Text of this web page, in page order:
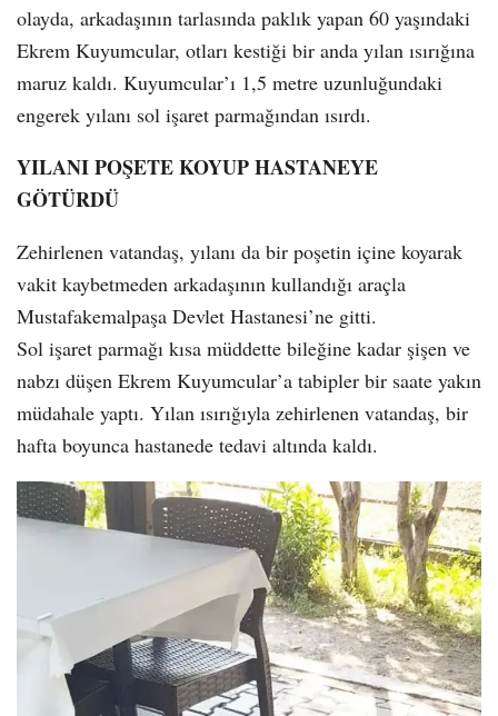
olayda, arkadaşının tarlasında paklık yapan 60 yaşındaki
Ekrem Kuyumcular, otları kestiği bir anda yılan ısırığına
maruz kaldı. Kuyumcular’ı 1,5 metre uzunluğundaki
engerek yılanı sol işaret parmağından ısırdı.
YILANI POŞETE KOYUP HASTANEYE
GÖTÜRDÜ
Zehirlenen vatandaş, yılanı da bir poşetin içine koyarak
vakit kaybetmeden arkadaşının kullandığı araçla
Mustafakemalpaşa Devlet Hastanesi’ne gitti.
Sol işaret parmağı kısa müddette bileğine kadar şişen ve
nabzı düşen Ekrem Kuyumcular’a tabipler bir saate yakın
müdahale yaptı. Yılan ısırığıyla zehirlenen vatandaş, bir
hafta boyunca hastanede tedavi altında kaldı.